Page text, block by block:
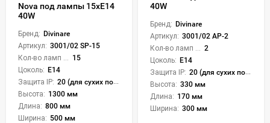
Nova под лампы 15xE14
40W
Бренд: Divinare
Артикул: 3001/02 SP-15
15
Цоколь: E14
Защита IP: 20 (для сухих пом.)
Высота: 1300 мм
Длина: 800 мм
Ширина: 500 мм
40W
Бренд: Divinare
Артикул: 3001/02 AP-2
2
Цоколь: E14
Защита IP: 20 (для сухих пом.)
Высота: 330 мм
Длина: 170 мм
Ширина: 300 мм